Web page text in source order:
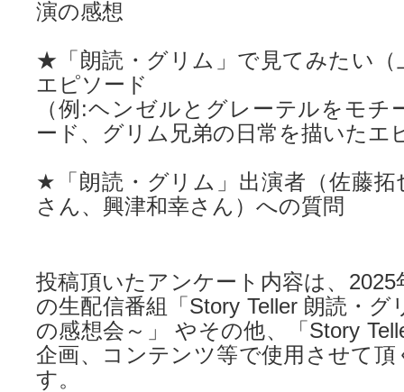
演の感想
★「朗読・グリム」で見てみたい（
エピソード
（例:ヘンゼルとグレーテルをモチ
ード、グリム兄弟の日常を描いたエ
★「朗読・グリム」出演者（佐藤拓
さん、興津和幸さん）への質問
投稿頂いたアンケート内容は、2025
の生配信番組「Story Teller 朗読・
の感想会～」 やその他、「Story
企画、コンテンツ等で使用させて
す。